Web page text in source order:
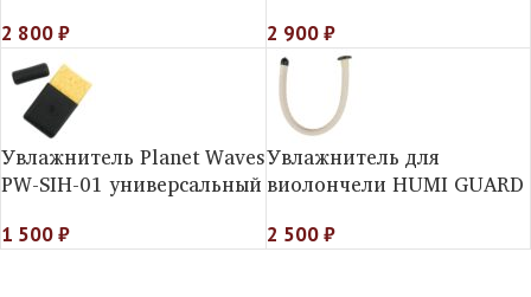
2 800₽ 2 900₽
Увлажнитель Planet Waves
PW-SIH-01 универсальный
1 500₽
Увлажнитель для
виолончели HUMI GUARD
2 500₽